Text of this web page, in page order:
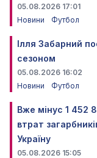
05.08.2026 17:01
Новини
Футбол
Ілля Забарний
сезоном
05.08.2026 16:02
Новини
Футбол
Вже мінус 1 452
втрат
Україну
05.08.2026 15:05